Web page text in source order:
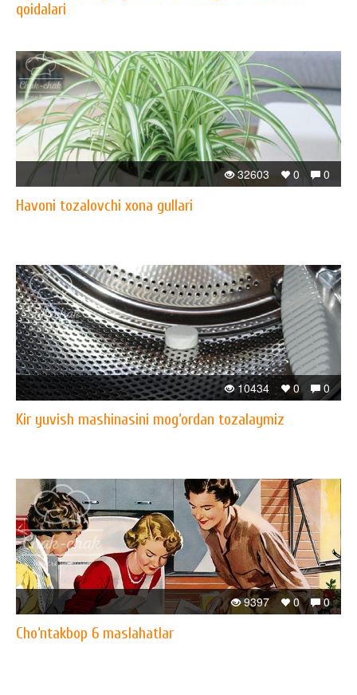
qoidalari
0
0
32603
Havoni tozalovchi xona gullari
0
0
10434
Kir yuvish mashinasini mog‘ordan tozalaymiz
0
0
9397
Cho‘ntakbop 6 maslahatlar